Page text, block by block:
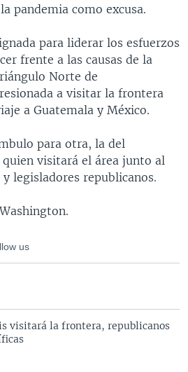
pandemia como excusa.
para liderar los esfuerzos
frente a las causas de la
Norte de
a visitar la frontera
a Guatemala y México.
para otra, la del
visitará el área junto al
legisladores republicanos.
us
visitará la frontera, republicanos